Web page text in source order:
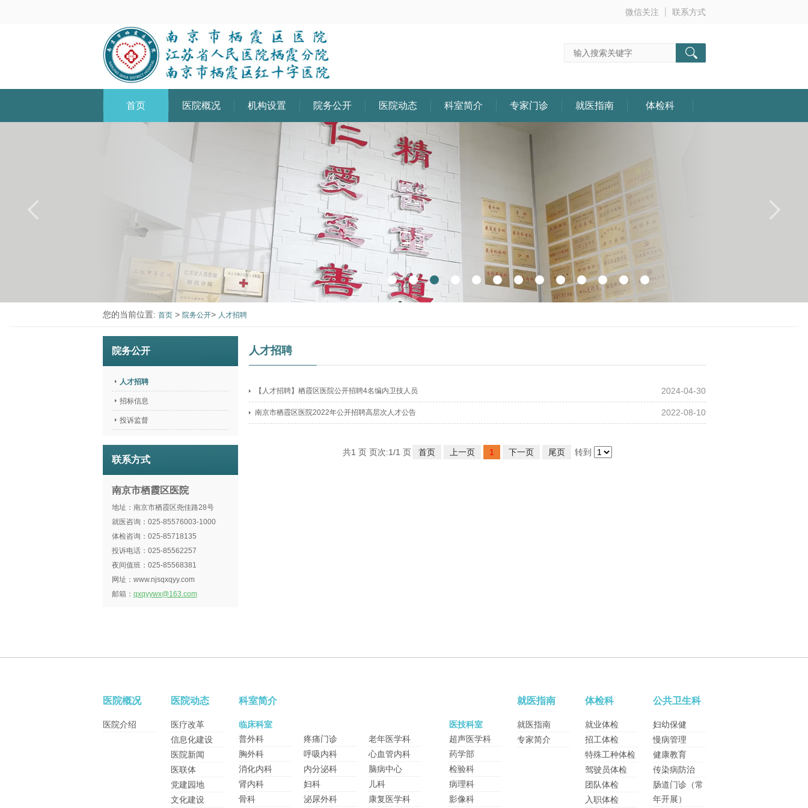
微信关注 联系方式
首页 医院概况 机构设置 院务公开 医院动态 科室简介 专家门诊 就医指南 体检科
您的当前位置: 首页> 院务公开> 人才招聘
院务公开
人才招聘
招标信息
投诉监督
联系方式
南京市栖霞区医院
地址：南京市栖霞区尧佳路28号
就医咨询：025-85576003-1000
体检咨询：025-85718135
投诉电话：025-85562257
夜间值班：025-85568381
网址：www.njsqxqyy.com
邮箱： qxqyywx@163.com
人才招聘
2024-04-30
【人才招聘】栖霞区医院公开招聘4名编内卫技人员
2022-08-10
南京市栖霞区医院2022年公开招聘高层次人才公告
共1 页 页次:1/1 页 首页 上一页 1 下一页 尾页 转到
医院概况
医院介绍
医院动态
医疗改革
信息化建设
医院新闻
医联体
党建园地
文化建设
科室简介
临床科室
普外科
疼痛门诊
老年医学科
胸外科
呼吸内科
心血管内科
消化内科
内分泌科
脑病中心
肾内科
妇科
儿科
骨科
泌尿外科 康复医学科
医技科室
超声医学科
药学部
检验科
病理科
影像科
就医指南
就医指南
专家简介
体检科
就业体检
招工体检
特殊工种体检
驾驶员体检
团队体检
入职体检
公共卫生科
妇幼保健
慢病管理
健康教育
传染病防治
肠道门诊（常
年开展）